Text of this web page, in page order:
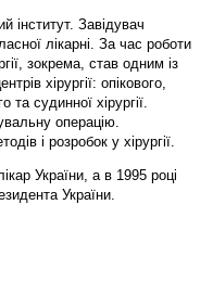
інститут. Завідувач
лікарні. За час роботи
зокрема, став одним із
хірургії: опікового,
та судинної хірургії.
операцію.
і розробок у хірургії.
України, а в 1995 році
України.